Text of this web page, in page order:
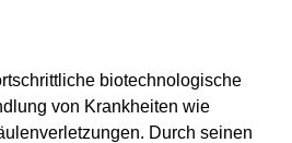
biotechnologische
von Krankheiten wie
Durch seinen